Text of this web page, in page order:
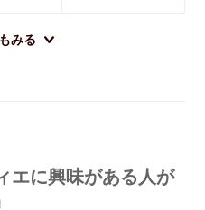
みる
エに興味がある人が